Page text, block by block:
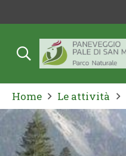
Home Le attività